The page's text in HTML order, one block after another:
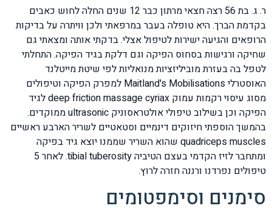
ר. ג. בת 56 רצה חצאי מרתון כבר 12 שנים החלה לחוש כאבים
בקדמת הברך. היא טופלה בעבר במרפאתי ולכן וויתרה על בדיקות
הרופאים והגיעה ישירות לטיפול אצלי. בדקתי אותה ומצאתי גם
שחיקה ורגישות בסחוס הפיקה וגם דלקת בגיד הפיקה. התחלתי
לטפל בה בעזרת מוביליזציות מנואליות לפי שיטת מייטלנד
האוסטרלי Maitland's Mobilisations למפרק הפיקה וטיפולים
מסוג עיסוי רקמות עמוק deep friction massage cyriax לגיד
הפיקה וכן בשילוב טיפולי אולטראסוניק ultrasonic ממוקדים.
בהמשך הוספתי חיזוקים דינמיים וסטאטיים לשריר הארבע ראשיים
quadriceps muscles שהוא השריר שממנו יוצא גיד בפיקה
ומתחבר לזיז הקדמי בעצם הטיביה tibial tuberosity. לאחר 5
טיפולים נפרדנו ורננה חזרה לרוץ.
סימנים וסימפטומים